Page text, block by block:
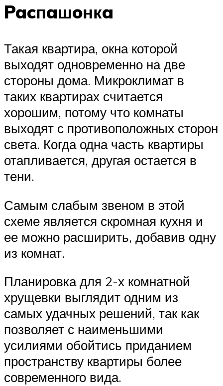
Pacпaшoнкa
Такая квартира, окна которой
выходят одновременно на две
стороны дома. Микроклимат в
таких квартирах считается
хорошим, потому что комнаты
выходят с противоположных сторон
света. Когда одна часть квартиры
отапливается, другая остается в
тени.
Самым слабым звеном в этой
схеме является скромная кухня и
ее можно расширить, добавив одну
из комнат.
Планировка для 2-х комнатной
хрущевки выглядит одним из
самых удачных решений, так как
позволяет с наименьшими
усилиями обойтись приданием
пространству квартиры более
современного вида.